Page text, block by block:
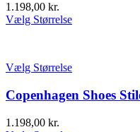
1.198,00 kr.
Vælg Størrelse
Vælg Størrelse
Copenhagen Shoes
1.198,00 kr.